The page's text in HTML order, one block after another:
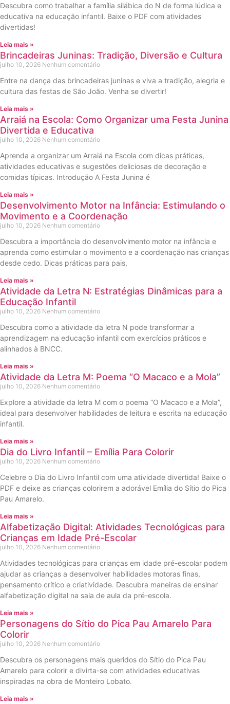
Descubra como trabalhar a família silábica do N de forma lúdica e
educativa na educação infantil. Baixe o PDF com atividades
divertidas!
Leia mais »
Brincadeiras Juninas: Tradição, Diversão e Cultura
julho 10, 2026 Nenhum comentário
Entre na dança das brincadeiras juninas e viva a tradição, alegria e
cultura das festas de São João. Venha se divertir!
Leia mais »
Arraiá na Escola: Como Organizar uma Festa Junina
Divertida e Educativa
julho 10, 2026 Nenhum comentário
Aprenda a organizar um Arraiá na Escola com dicas práticas,
atividades educativas e sugestões deliciosas de decoração e
comidas típicas. Introdução A Festa Junina é
Leia mais »
Desenvolvimento Motor na Infância: Estimulando o
Movimento e a Coordenação
julho 10, 2026 Nenhum comentário
Descubra a importância do desenvolvimento motor na infância e
aprenda como estimular o movimento e a coordenação nas crianças
desde cedo. Dicas práticas para pais,
Leia mais »
Atividade da Letra N: Estratégias Dinâmicas para a
Educação Infantil
julho 10, 2026 Nenhum comentário
Descubra como a atividade da letra N pode transformar a
aprendizagem na educação infantil com exercícios práticos e
alinhados à BNCC.
Leia mais »
Atividade da Letra M: Poema “O Macaco e a Mola”
julho 10, 2026 Nenhum comentário
Explore a atividade da letra M com o poema “O Macaco e a Mola”,
ideal para desenvolver habilidades de leitura e escrita na educação
infantil.
Leia mais »
Dia do Livro Infantil – Emília Para Colorir
julho 10, 2026 Nenhum comentário
Celebre o Dia do Livro Infantil com uma atividade divertida! Baixe o
PDF e deixe as crianças colorirem a adorável Emília do Sítio do Pica
Pau Amarelo.
Leia mais »
Alfabetização Digital: Atividades Tecnológicas para
Crianças em Idade Pré-Escolar
julho 10, 2026 Nenhum comentário
Atividades tecnológicas para crianças em idade pré-escolar podem
ajudar as crianças a desenvolver habilidades motoras finas,
pensamento crítico e criatividade. Descubra maneiras de ensinar
alfabetização digital na sala de aula da pré-escola.
Leia mais »
Personagens do Sítio do Pica Pau Amarelo Para
Colorir
julho 10, 2026 Nenhum comentário
Descubra os personagens mais queridos do Sítio do Pica Pau
Amarelo para colorir e divirta-se com atividades educativas
inspiradas na obra de Monteiro Lobato.
Leia mais »